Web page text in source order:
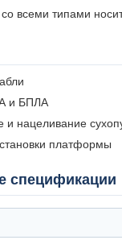
всеми типами
и БПЛА
и нацеливание
платформы
спецификации